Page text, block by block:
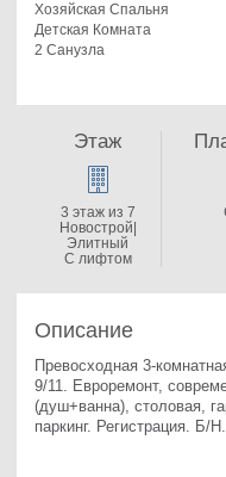
Хозяйская Спальня
Детская Комната
2 Санузла
Описание
Превосходная 3-
9/11. Евроремонт,
(душ+ванна), столовая,
паркинг. Регистрация. Б/Н.
Этаж
3 этаж из 7
Новострой|
Элитный
С лифтом